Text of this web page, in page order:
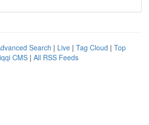
Search | Live | Tag Cloud | Top
CMS | All RSS Feeds